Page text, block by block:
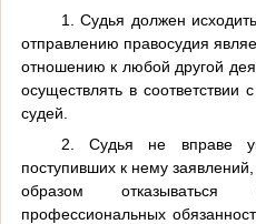
1. Судья должен
отправлению правосудия
отношению к любой другой
осуществлять в соответствии
судей.
2. Судья не вправе
поступивших к нему
образом
профессиональных